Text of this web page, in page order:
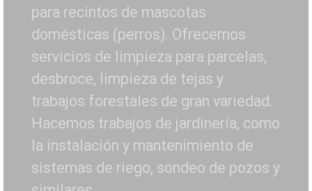
para recintos de mascotas
domésticas (perros). Ofrecemos
servicios de limpieza para parcelas,
desbroce, limpieza de tejas y
trabajos forestales de gran variedad.
Hacemos trabajos de jardinería, como
la instalación y mantenimiento de
sistemas de riego, sondeo de pozos y